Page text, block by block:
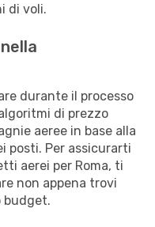
di voli.
durante il processo
di prezzo
aeree in base alla
posti. Per assicurarti
aerei per Roma, ti
non appena trovi
budget.